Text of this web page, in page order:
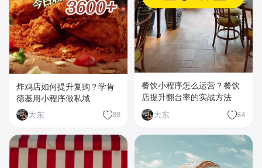
炸鸡店如何提升复购？学肯
德基用小程序做私域
大东
88
餐饮小程序怎么运营？餐饮
店提升翻台率的实战方法
大东
84